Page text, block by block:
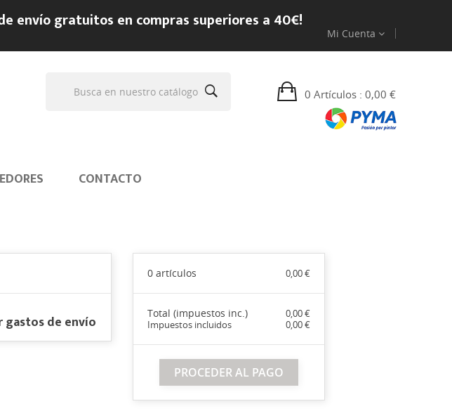
envío gratuitos en compras superiores a 40€!
Mi Cuenta
0 Artículos : 0,00 €
CONTACTO
gastos de envío
0 artículos 0,00 €
Total (impuestos inc.)
0,00 €
Impuestos incluidos
0,00 €
PROCEDER AL PAGO